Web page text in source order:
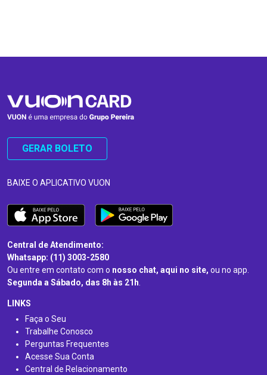
GERAR BOLETO
BAIXE O APLICATIVO VUON
Central de Atendimento:
Whatsapp: (11) 3003-2580
Ou entre em contato com o nosso chat, aqui no site, ou no app.
Segunda a Sábado, das 8h às 21h.
LINKS
Faça o Seu
Trabalhe Conosco
Perguntas Frequentes
Acesse Sua Conta
Central de Relacionamento